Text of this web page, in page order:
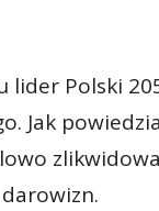
lider Polski
Jak